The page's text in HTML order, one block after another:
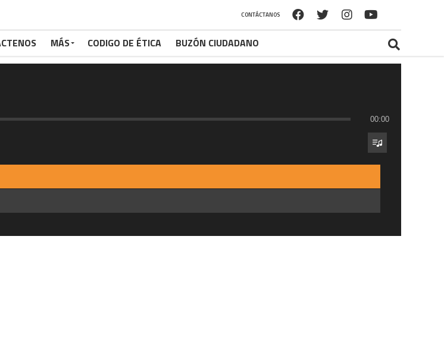
00:00
CONTÁCTANOS
MÁS CODIGO DE ÉTICA BUZÓN CIUDADANO